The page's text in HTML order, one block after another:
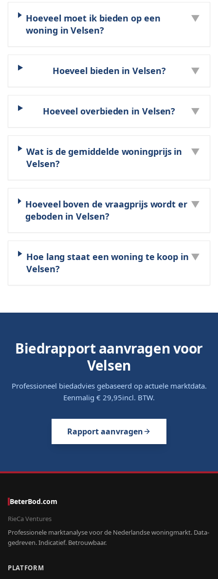
Hoeveel moet ik bieden op een
woning in Velsen?
▼
Hoeveel bieden in Velsen? ▼
Hoeveel overbieden in Velsen? ▼
Wat is de gemiddelde woningprijs in
Velsen?
▼
Hoeveel boven de vraagprijs wordt er
geboden in Velsen?
▼
Hoe lang staat een woning te koop in
Velsen?
▼
Biedrapport aanvragen voor
Velsen
Professioneel biedadvies gebaseerd op actuele marktdata.
Eenmalig € 29,95incl. BTW.
Rapport aanvragen
BeterBod.com
RieCa Ventures
Professionele marktanalyse voor de Nederlandse woningmarkt. Data-
gedreven. Indicatief. Betrouwbaar.
PLATFORM